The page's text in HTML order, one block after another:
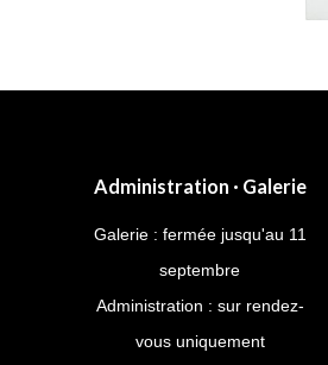
Administration · Galerie
Galerie : fermée jusqu'au 11
septembre
Administration : sur rendez-
vous uniquement